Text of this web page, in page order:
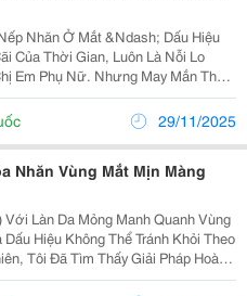
Nhăn Ở Mắt &Ndash; Dấu Hiệu
Của Thời Gian, Luôn Là Nỗi Lo
Em Phụ Nữ. Nhưng May Mắn Thay,
Giải Pháp Hoàn Hảo Tại Viện
V-Medical, Nơi Không Chỉ Xóa Mờ
29/11/2025
Nhăn Vùng Mắt Mịn Màng
Với Làn Da Mỏng Manh Quanh Vùng
Hiệu Không Thể Tránh Khỏi Theo
Tôi Đã Tìm Thấy Giải Pháp Hoàn
Mỹ V-Medical, Nơi Mang Đến Trải